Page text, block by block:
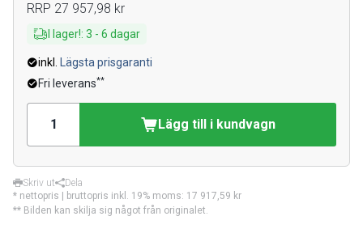
RRP 27 957,98 kr
I lager!: 3 - 6 dagar
inkl.
Lägsta prisgaranti
Fri leverans**
Lägg till i kundvagn
Skriv ut
Dela
* nettopris | bruttopris inkl. 19% moms: 17 917,59 kr
** Bilden kan skilja sig något från originalet.